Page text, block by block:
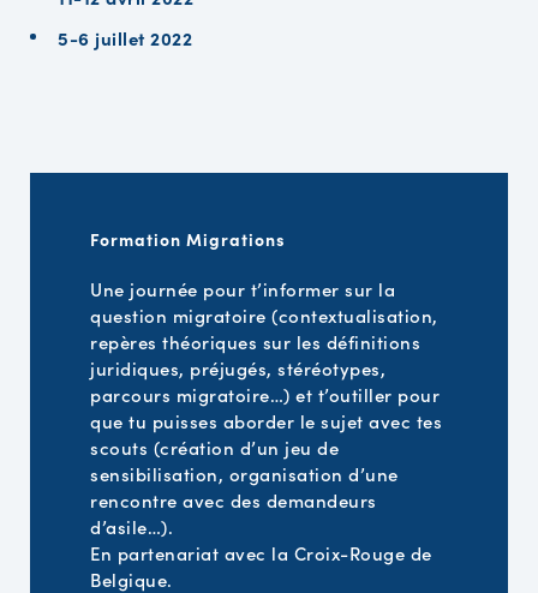
5-6 juillet 2022
Formation Migrations
Une journée pour t’informer sur la
question migratoire (contextualisation,
repères théoriques sur les définitions
juridiques, préjugés, stéréotypes,
parcours migratoire…) et t’outiller pour
que tu puisses aborder le sujet avec tes
scouts (création d’un jeu de
sensibilisation, organisation d’une
rencontre avec des demandeurs
d’asile…).
En partenariat avec la Croix-Rouge de
Belgique.